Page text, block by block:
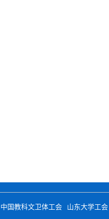
中国教科文卫体工会 山东大学工会